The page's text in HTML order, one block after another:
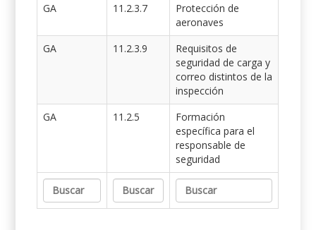
GA
11.2.3.7
Protección de
aeronaves
GA
11.2.3.9
Requisitos de
seguridad de carga y
correo distintos de la
inspección
GA
11.2.5
Formación
específica para el
responsable de
seguridad